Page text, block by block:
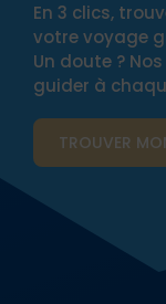
En 3 clics,
votre voyage
Un doute ?
guider à
TROUVER